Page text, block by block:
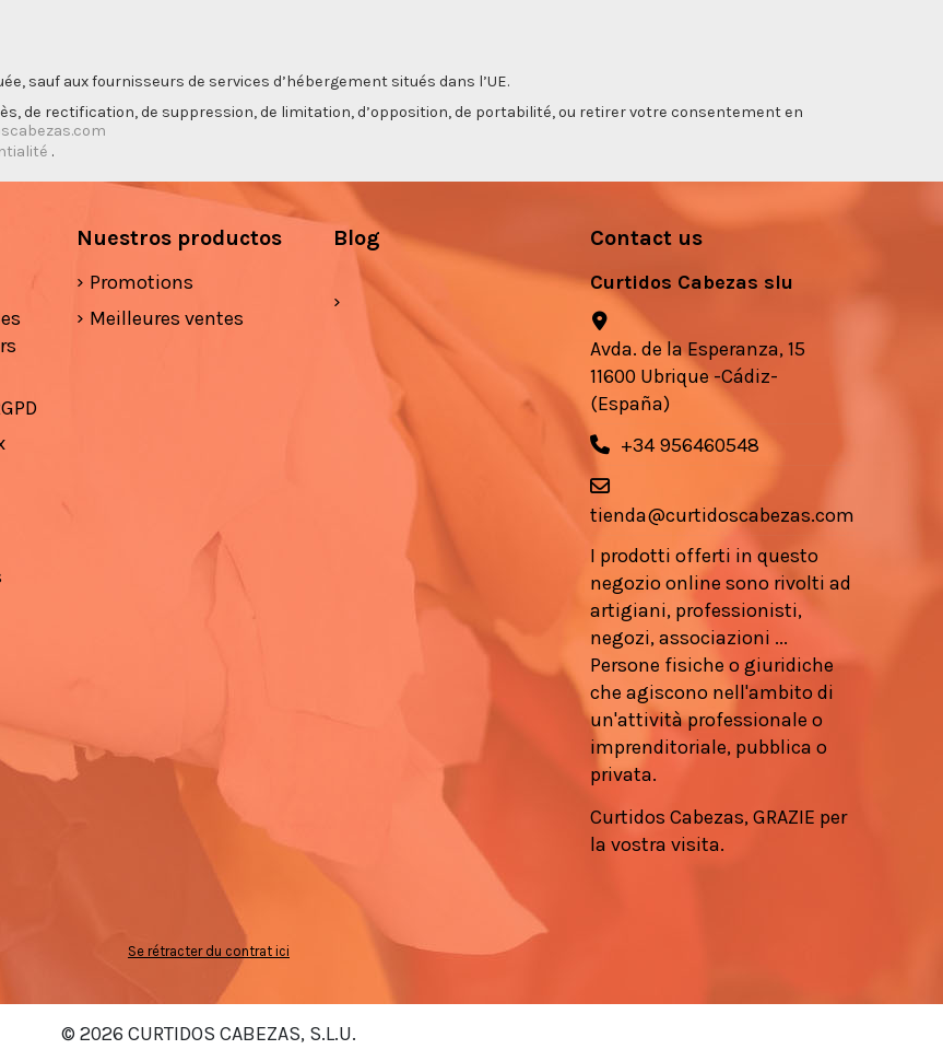
sauf aux fournisseurs de services d’hébergement situés dans l’UE.
de rectification, de suppression, de limitation, d’opposition, de portabilité, ou retirer votre consentement en
.
Nuestros productos
Promotions
Meilleures ventes
Blog Contact us
Curtidos Cabezas slu
Avda. de la Esperanza, 15
11600 Ubrique -Cádiz-
(España)
+34 956460548
tienda@curtidoscabezas.com
I prodotti offerti in questo
negozio online sono rivolti ad
artigiani, professionisti,
negozi, associazioni ...
Persone fisiche o giuridiche
che agiscono nell'ambito di
un'attività professionale o
imprenditoriale, pubblica o
privata.
Curtidos Cabezas, GRAZIE per
la vostra visita.
Se rétracter du contrat ici
© 2026 CURTIDOS CABEZAS, S.L.U.